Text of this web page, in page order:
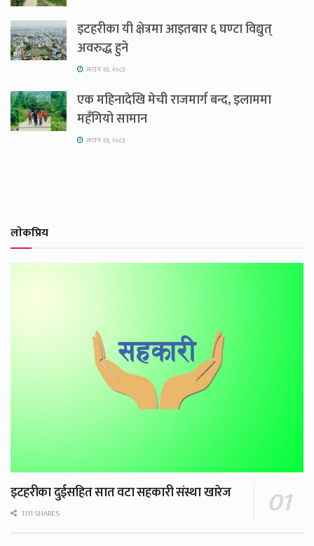
इटहरीका यी क्षेत्रमा आइतबार ६ घण्टा विद्युत्
अवरुद्ध हुने
साउन २३, २०८३
एक महिनादेखि मेची राजमार्ग बन्द, इलाममा
महँगियो सामान
साउन २३, २०८३
लाेकप्रिय
इटहरीका दुईसहित सात वटा सहकारी संस्था खारेज
1111 SHARES